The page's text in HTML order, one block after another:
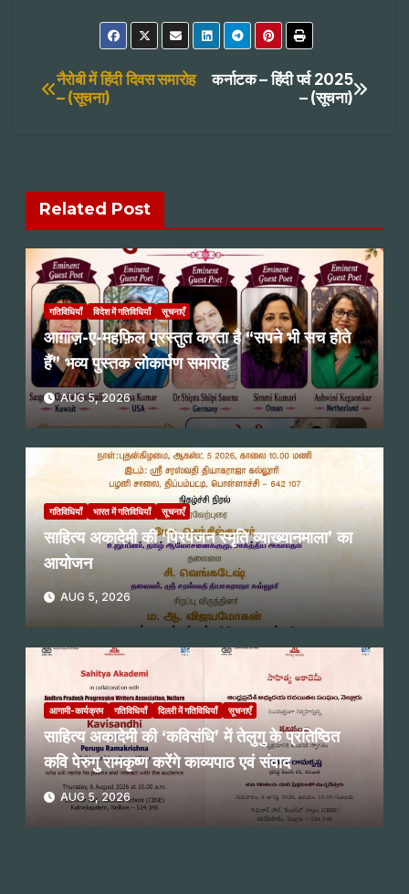
Post
कर्नाटक – हिंदी पर्व 2025
– (सूचना)
नैरोबी में हिंदी दिवस समारोह
– (सूचना)
Related Post
गतिविधियाँ विदेश में गतिविधियाँ सूचनाएँ
आग़ाज़-ए-महफ़िल प्रस्तुत करता है “सपने भी सच होते
हैं” भव्य पुस्तक लोकार्पण समारोह
AUG 5, 2026
गतिविधियाँ भारत में गतिविधियाँ सूचनाएँ
साहित्य अकादेमी की ‘पिरपंजन स्मृति व्याख्यानमाला’ का
आयोजन
AUG 5, 2026
आगामी-कार्यक्रम गतिविधियाँ दिल्ली में गतिविधियाँ सूचनाएँ
साहित्य अकादेमी की ‘कविसंधि’ में तेलुगु के प्रतिष्ठित
कवि पेरुगु रामकृष्ण करेंगे काव्यपाठ एवं संवाद
AUG 5, 2026